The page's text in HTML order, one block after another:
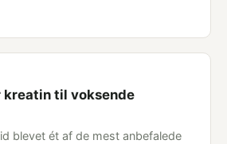
til voksende
blevet ét af de mest anbefalede